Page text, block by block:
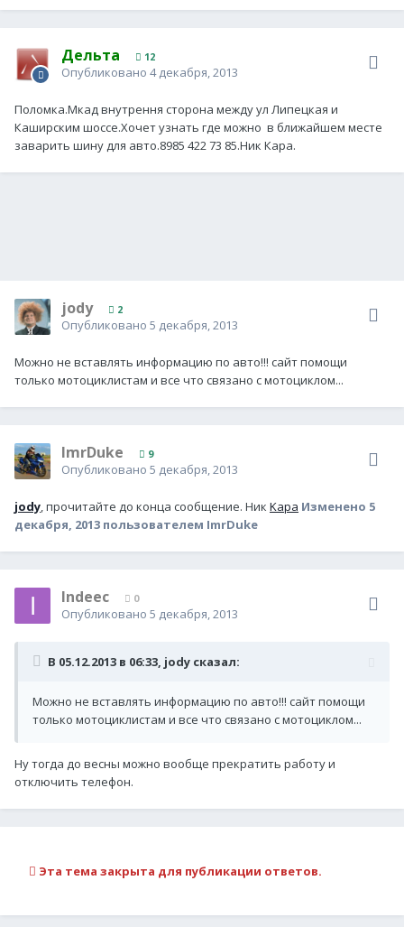
Дельта 12
Опубликовано 4 декабря, 2013
Поломка.Мкад внутрення сторона между ул Липецкая и
Каширским шоссе.Хочет узнать где можно в ближайшем месте
заварить шину для авто.8985 422 73 85.Ник Кара.
jody 2
Опубликовано 5 декабря, 2013
Можно не вставлять информацию по авто!!! сайт помощи
только мотоциклистам и все что связано с мотоциклом...
ImrDuke 9
Опубликовано 5 декабря, 2013
jody, прочитайте до конца сообщение. Ник Kapa Изменено 5
декабря, 2013 пользователем ImrDuke
Indeec 0
Опубликовано 5 декабря, 2013
В 05.12.2013 в 06:33, jody сказал:
Можно не вставлять информацию по авто!!! сайт помощи
только мотоциклистам и все что связано с мотоциклом...
Ну тогда до весны можно вообще прекратить работу и
отключить телефон.
Эта тема закрыта для публикации ответов.